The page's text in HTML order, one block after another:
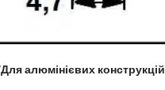
Для алюмінієвих конструкцій